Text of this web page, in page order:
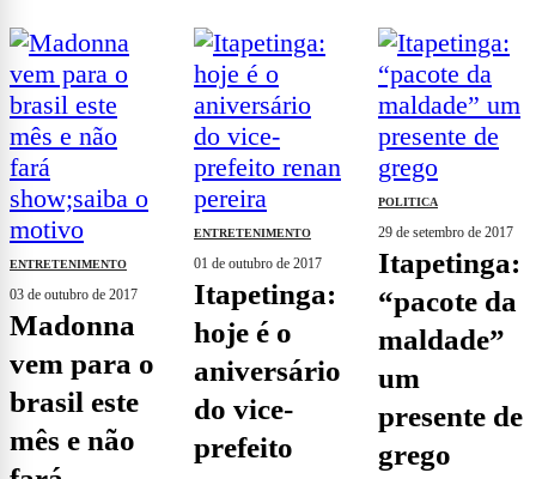
ENTRETENIMENTO
03 de outubro de 2017
madonna
vem para o
brasil este
mês e não
ENTRETENIMENTO
01 de outubro de 2017
itapetinga:
hoje é o
aniversário
do vice-
prefeito
POLITICA
29 de setembro de 2017
itapetinga:
“pacote da
maldade”
um
presente de
grego